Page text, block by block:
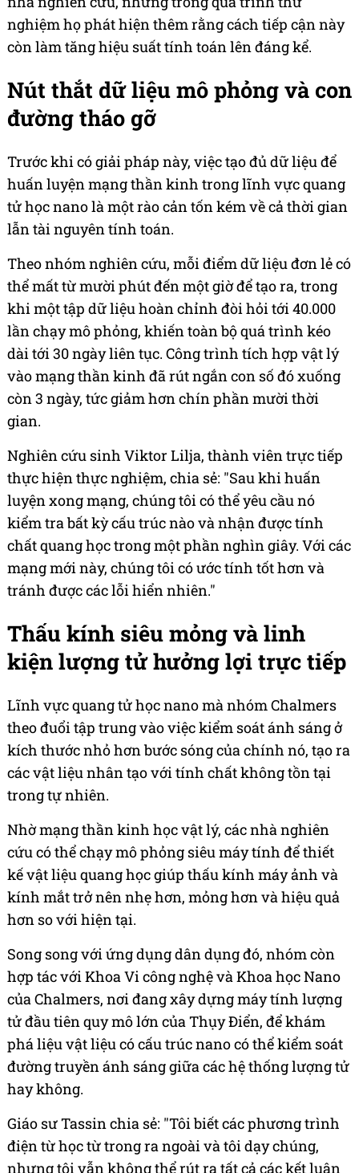
nghiệm họ phát hiện thêm rằng cách tiếp cận này
còn làm tăng hiệu suất tính toán lên đáng kể.
Nút thắt dữ liệu mô phỏng và con
đường tháo gỡ
Trước khi có giải pháp này, việc tạo đủ dữ liệu để
huấn luyện mạng thần kinh trong lĩnh vực quang
tử học nano là một rào cản tốn kém về cả thời gian
lẫn tài nguyên tính toán.
Theo nhóm nghiên cứu, mỗi điểm dữ liệu đơn lẻ có
thể mất từ mười phút đến một giờ để tạo ra, trong
khi một tập dữ liệu hoàn chỉnh đòi hỏi tới 40.000
lần chạy mô phỏng, khiến toàn bộ quá trình kéo
dài tới 30 ngày liên tục. Công trình tích hợp vật lý
vào mạng thần kinh đã rút ngắn con số đó xuống
còn 3 ngày, tức giảm hơn chín phần mười thời
gian.
Nghiên cứu sinh Viktor Lilja, thành viên trực tiếp
thực hiện thực nghiệm, chia sẻ: "Sau khi huấn
luyện xong mạng, chúng tôi có thể yêu cầu nó
kiểm tra bất kỳ cấu trúc nào và nhận được tính
chất quang học trong một phần nghìn giây. Với các
mạng mới này, chúng tôi có ước tính tốt hơn và
tránh được các lỗi hiển nhiên."
Thấu kính siêu mỏng và linh
kiện lượng tử hưởng lợi trực tiếp
Lĩnh vực quang tử học nano mà nhóm Chalmers
theo đuổi tập trung vào việc kiểm soát ánh sáng ở
kích thước nhỏ hơn bước sóng của chính nó, tạo ra
các vật liệu nhân tạo với tính chất không tồn tại
trong tự nhiên.
Nhờ mạng thần kinh học vật lý, các nhà nghiên
cứu có thể chạy mô phỏng siêu máy tính để thiết
kế vật liệu quang học giúp thấu kính máy ảnh và
kính mắt trở nên nhẹ hơn, mỏng hơn và hiệu quả
hơn so với hiện tại.
Song song với ứng dụng dân dụng đó, nhóm còn
hợp tác với Khoa Vi công nghệ và Khoa học Nano
của Chalmers, nơi đang xây dựng máy tính lượng
tử đầu tiên quy mô lớn của Thụy Điển, để khám
phá liệu vật liệu có cấu trúc nano có thể kiểm soát
đường truyền ánh sáng giữa các hệ thống lượng tử
hay không.
Giáo sư Tassin chia sẻ: "Tôi biết các phương trình
điện từ học từ trong ra ngoài và tôi dạy chúng,
nhưng tôi vẫn không thể rút ra tất cả các kết luận